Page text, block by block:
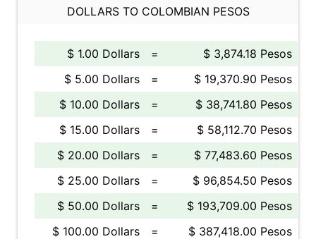
DOLLARS TO COLOMBIAN PESOS
$ 1.00 Dollars =
$ 3,874.18 Pesos
$ 5.00 Dollars
=
$ 19,370.90 Pesos
$ 10.00 Dollars
=
$ 38,741.80 Pesos
$ 15.00 Dollars
=
$ 58,112.70 Pesos
$ 20.00 Dollars
=
$ 77,483.60 Pesos
$ 25.00 Dollars
=
$ 96,854.50 Pesos
$ 50.00 Dollars
=
$ 193,709.00 Pesos
$ 100.00 Dollars
=
$ 387,418.00 Pesos